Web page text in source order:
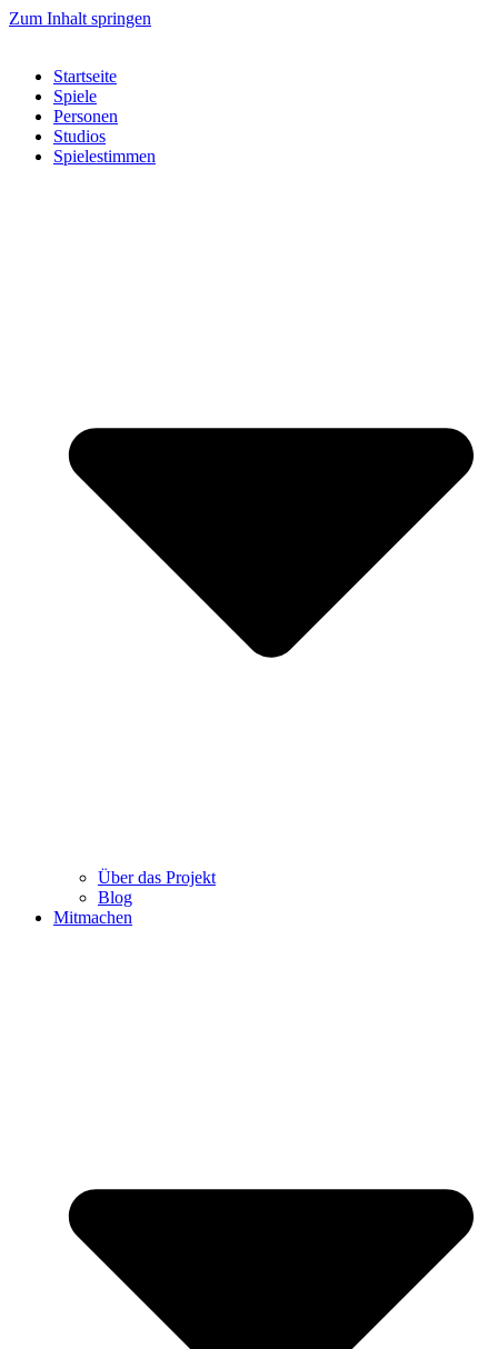
Zum Inhalt springen
Startseite
Spiele
Personen
Studios
Spielestimmen
Über das Projekt
Blog
Mitmachen